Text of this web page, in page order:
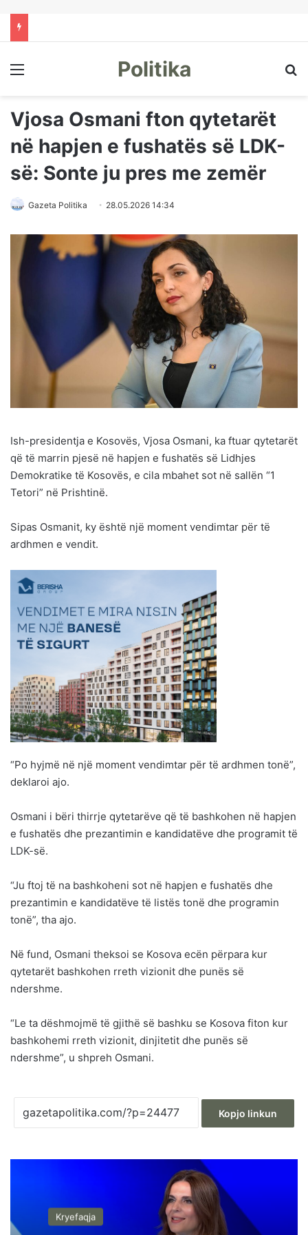
Menu Politika
Vjosa Osmani fton qytetarët
në hapjen e fushatës së LDK-
së: Sonte ju pres me zemër
Gazeta Politika 28.05.2026 14:34
Ish-presidentja e Kosovës, Vjosa Osmani, ka ftuar qytetarët
që të marrin pjesë në hapjen e fushatës së Lidhjes
Demokratike të Kosovës, e cila mbahet sot në sallën “1
Tetori” në Prishtinë.
Sipas Osmanit, ky është një moment vendimtar për të
ardhmen e vendit.
“Po hyjmë në një moment vendimtar për të ardhmen tonë”,
deklaroi ajo.
Osmani i bëri thirrje qytetarëve që të bashkohen në hapjen
e fushatës dhe prezantimin e kandidatëve dhe programit të
LDK-së.
“Ju ftoj të na bashkoheni sot në hapjen e fushatës dhe
prezantimin e kandidatëve të listës tonë dhe programin
tonë”, tha ajo.
Në fund, Osmani theksoi se Kosova ecën përpara kur
qytetarët bashkohen rreth vizionit dhe punës së
ndershme.
“Le ta dëshmojmë të gjithë së bashku se Kosova fiton kur
bashkohemi rreth vizionit, dinjitetit dhe punës së
ndershme”, u shpreh Osmani.
Kopjo linkun
Kryefaqja